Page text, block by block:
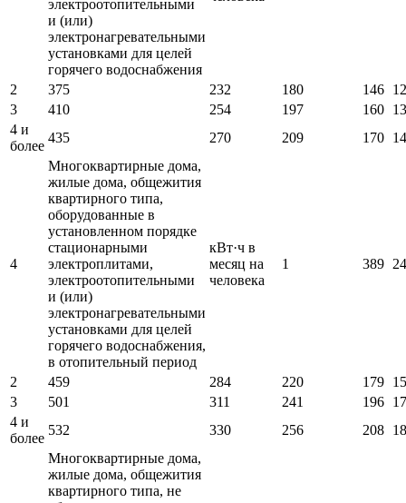
электроотопительными
и (или)
электронагревательными
установками для целей
горячего водоснабжения
2 375 232 180 146
3
410 254 197 160
4 и
более
435 270 209 170
4
Многоквартирные дома,
жилые дома, общежития
квартирного типа,
оборудованные в
установленном порядке
стационарными
электроплитами,
электроотопительными
и (или)
электронагревательными
установками для целей
горячего водоснабжения,
в отопительный период
кВт·ч в
месяц на
человека
1 389
2 459 284 220 179
3
501 311 241 196
4 и
более
532 330 256 208
Многоквартирные дома,
жилые дома, общежития
квартирного типа, не